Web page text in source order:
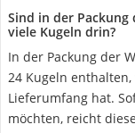
Sind in der Packung
viele Kugeln drin?
In der Packung der
24 Kugeln
Lieferumfang hat.
möchten, reicht